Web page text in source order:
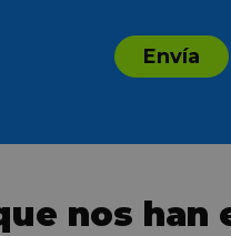
Envía
nos han